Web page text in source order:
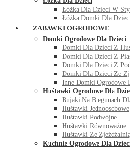
Łóżka Dla Dzieci W
Łóżka Domki Dla
ZABAWKI OGRODOWE
Domki Ogrodowe Dla Dzieci
Domki Dla Dzieci Z
Domki Dla Dzieci Z
Domki Dla Dzieci Z
Domki Dla Dzieci Ze
Inne Domki Ogrodowe
Huśtawki Ogrodowe Dla
Bujaki Na Biegunach
Huśtawki Jednoosobowe
Huśtawki Podwójne
Huśtawki Równoważne
Huśtawki Ze Zjeżdżalnią
Kuchnie Ogrodowe Dla